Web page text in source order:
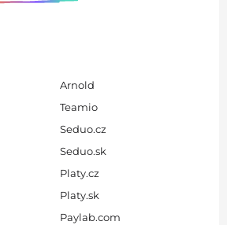
Arnold
Teamio
Seduo.cz
Seduo.sk
Platy.cz
Platy.sk
Paylab.com